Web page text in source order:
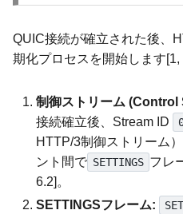
QUIC接続が確立された後、
期化プロセスを開始します[1,
制御ストリーム (Control
接続確立後、Stream ID
HTTP/3制御ストリーム
ント間で SETTINGS フレ
6.2]。
SETTINGSフレーム: